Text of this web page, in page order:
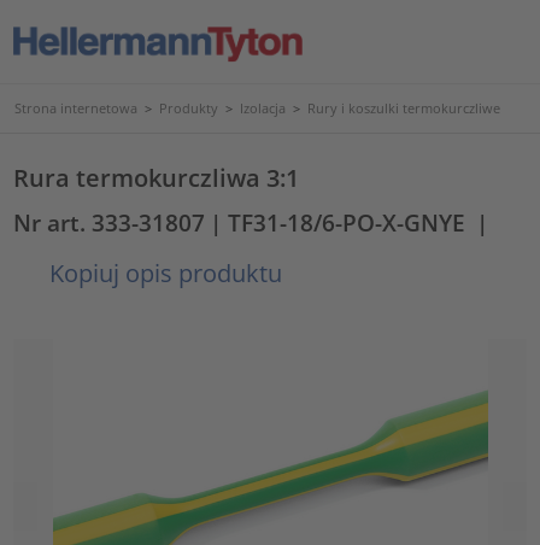
Strona internetowa > Produkty > Izolacja > Rury i koszulki termokurczliwe
Rura termokurczliwa 3:1
Nr art. 333-31807 | TF31-18/6-PO-X-GNYE |
Kopiuj opis produktu